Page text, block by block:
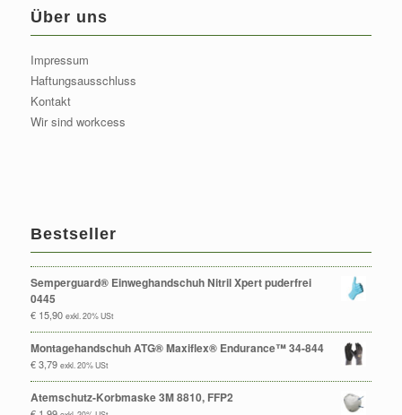
Über uns
Impressum
Haftungsausschluss
Kontakt
Wir sind workcess
Bestseller
Semperguard® Einweghandschuh Nitril Xpert puderfrei
0445
€15,90 exkl. 20% USt
Montagehandschuh ATG® Maxiflex® Endurance™ 34-844
€3,79 exkl. 20% USt
Atemschutz-Korbmaske 3M 8810, FFP2